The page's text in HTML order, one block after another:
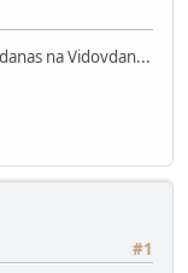
na Vidovdan...
#1